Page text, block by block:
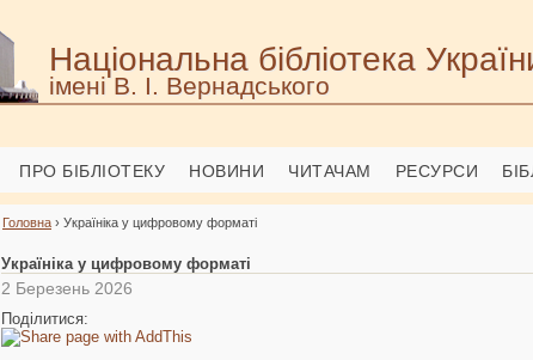
Національна бібліотека
імені В. І. Вернадського
ПРО БІБЛІОТЕКУ НОВИНИ ЧИТАЧАМ РЕСУРСИ
Головна › Україніка у цифровому форматі
Україніка у цифровому форматі
2 Березень 2026
Поділитися: